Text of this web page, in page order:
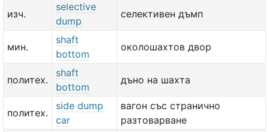
изч.
selective
dump
селективен дъмп
мин.
shaft
bottom
околошахтов двор
политех.
shaft
bottom
дъно на шахта
политех.
side dump
car
вагон със странично
разтоварване